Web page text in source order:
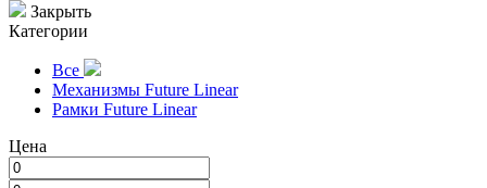
Закрыть
Категории
Все
Механизмы Future Linear
Рамки Future Linear
Цена